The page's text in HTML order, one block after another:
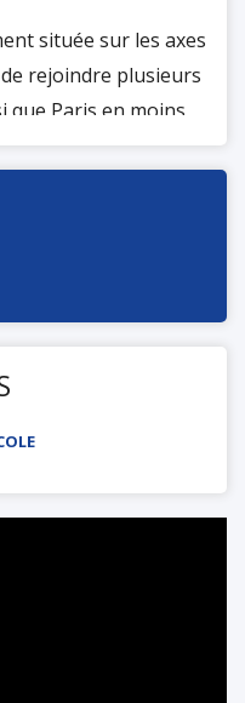
située sur les axes
rejoindre plusieurs
que Paris en moins
Tours Val de